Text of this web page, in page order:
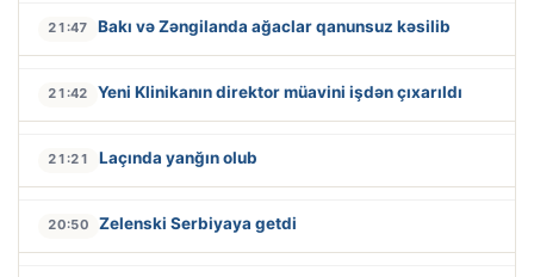
21:47 Bakı və Zəngilanda ağaclar qanunsuz kəsilib
21:42 Yeni Klinikanın direktor müavini işdən çıxarıldı
21:21 Laçında yanğın olub
20:50 Zelenski Serbiyaya getdi